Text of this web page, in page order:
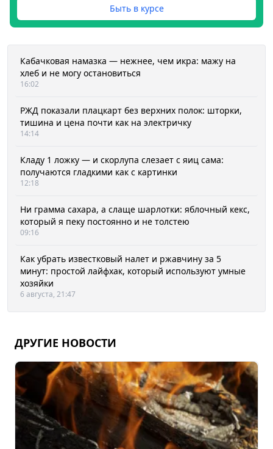
Быть в курсе
Кабачковая намазка — нежнее, чем икра: мажу на
хлеб и не могу остановиться
16:02
РЖД показали плацкарт без верхних полок: шторки,
тишина и цена почти как на электричку
14:14
Кладу 1 ложку — и скорлупа слезает с яиц сама:
получаются гладкими как с картинки
12:18
Ни грамма сахара, а слаще шарлотки: яблочный кекс,
который я пеку постоянно и не толстею
09:16
Как убрать известковый налет и ржавчину за 5
минут: простой лайфхак, который используют умные
хозяйки
6 августа, 21:47
ДРУГИЕ НОВОСТИ